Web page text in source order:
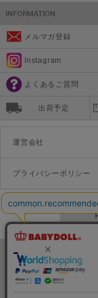
メルマガ登録
Instagram
よくあるご質問
出荷予定
運営会社
プライバシーポリシー
©Disney ©Disney/Pixar ©Disney.